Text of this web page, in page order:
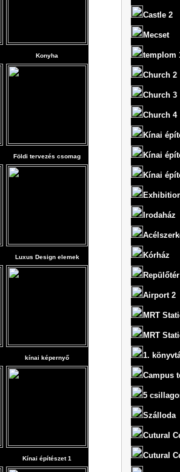
Konyha
Földi tervezés csomag
Luxus Design elemek
kínai képernyő
Kínai építészet 1
Castle 2
Mecset
templom
Church 2
Church 3
Church 4
Kínai
Kínai
Kínai
Irodaház
Kórház
Airport 2
MRT
MRT
1.
Campus
5
Szálloda
Cutural
Cutural